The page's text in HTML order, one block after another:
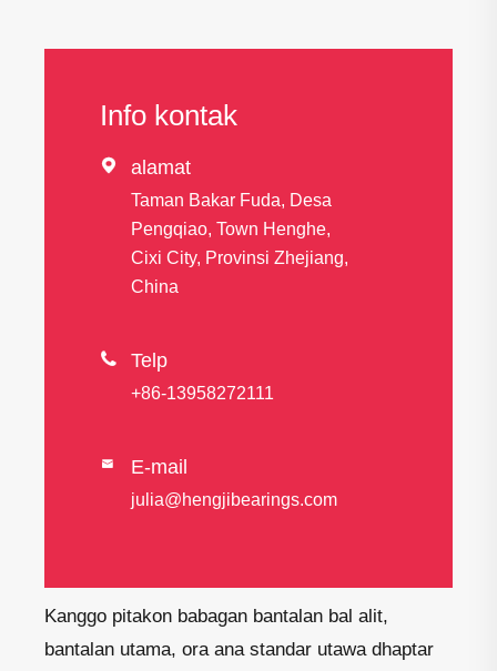
Info kontak
 alamat
Taman Bakar Fuda, Desa
Pengqiao, Town Henghe,
Cixi City, Provinsi Zhejiang,
China
 Telp
+86-13958272111
 E-mail
julia@hengjibearings.com
Kanggo pitakon babagan bantalan bal alit,
bantalan utama, ora ana standar utawa dhaptar